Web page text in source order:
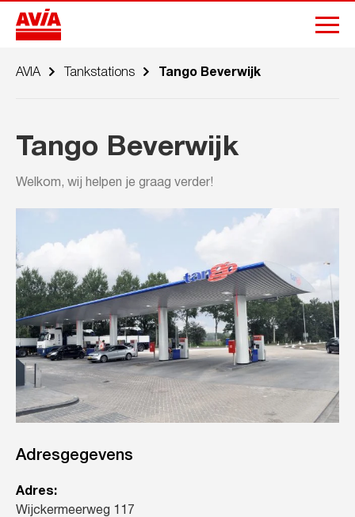
AVIA Tankstations Tango Beverwijk
Tango Beverwijk
Welkom, wij helpen je graag verder!
Adresgegevens
Adres:
Wijckermeerweg 117